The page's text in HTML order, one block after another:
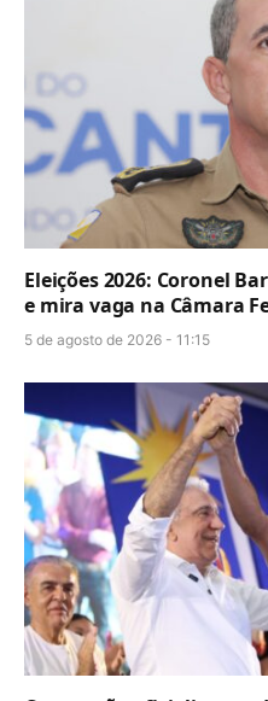
Eleições 2026: Coronel
e mira vaga na Câmara
5 de agosto de 2026 - 11:15